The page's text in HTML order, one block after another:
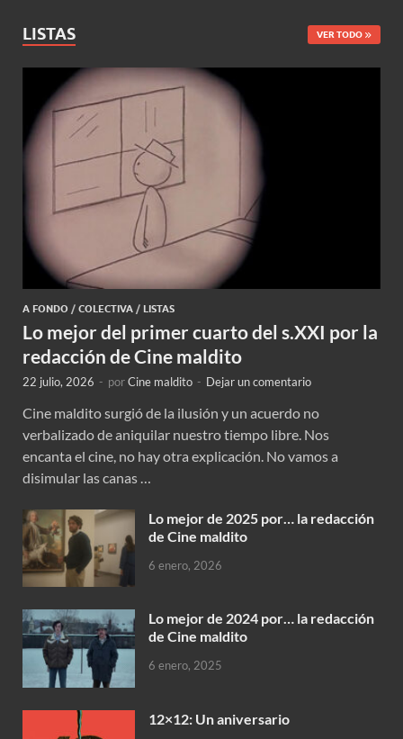
LISTAS VER TODO
A FONDO / COLECTIVA / LISTAS
Lo mejor del primer cuarto del s.XXI por la
redacción de Cine maldito
22 julio, 2026 - porCine maldito - Dejar un comentario
Cine maldito surgió de la ilusión y un acuerdo no
verbalizado de aniquilar nuestro tiempo libre. Nos
encanta el cine, no hay otra explicación. No vamos a
disimular las canas …
Lo mejor de 2025 por… la redacción
de Cine maldito
6 enero, 2026
Lo mejor de 2024 por… la redacción
de Cine maldito
6 enero, 2025
12×12: Un aniversario